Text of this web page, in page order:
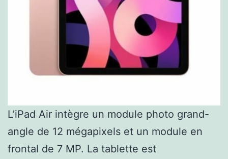
L’iPad Air intègre un module photo grand-
angle de 12 mégapixels et un module en
frontal de 7 MP. La tablette est